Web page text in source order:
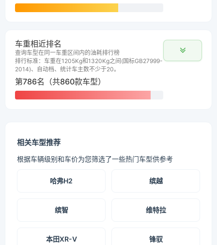
车重相近排名
查询车型在同一车重区间内的油耗排行榜
排行标准：车重在1205Kg和1320Kg之间(国标GB27999-
2014)、自动档、统计车主数不少于20。
第786名（共860款车型）
相关车型推荐
根据车辆级别和车价为您筛选了一些热门车型供参考
哈弗H2 缤越
缤智 维特拉
本田XR-V 锋驭